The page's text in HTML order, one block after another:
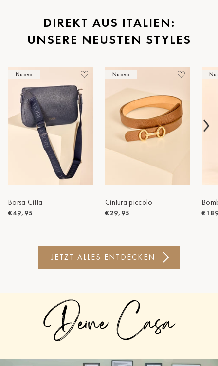
St.Pölten
Staufen
Timmendorf
Tulln
Tuttlingen
Wien Hietzing (13.Bez.)
Zwettl
DIREKT AUS ITALIEN:
UNSERE NEUSTEN STYLES
Nuovo
Borsa Citta
€49,95
Nuovo
Cintura piccolo
€29,95
JETZT ALLES ENTDECKEN
Deine Casa